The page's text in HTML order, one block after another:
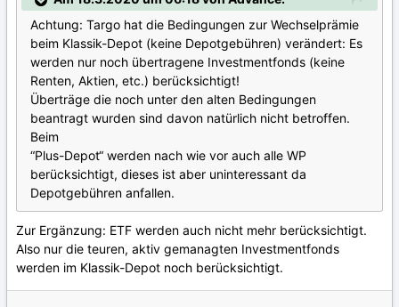
Achtung: Targo hat die Bedingungen zur Wechselprämie
beim Klassik-Depot (keine Depotgebühren) verändert: Es
werden nur noch übertragene Investmentfonds (keine
Renten, Aktien, etc.) berücksichtigt!
Überträge die noch unter den alten Bedingungen
beantragt wurden sind davon natürlich nicht betroffen.
Beim
“Plus-Depot“ werden nach wie vor auch alle WP
berücksichtigt, dieses ist aber uninteressant da
Depotgebühren anfallen.
Zur Ergänzung: ETF werden auch nicht mehr berücksichtigt.
Also nur die teuren, aktiv gemanagten Investmentfonds
werden im Klassik-Depot noch berücksichtigt.